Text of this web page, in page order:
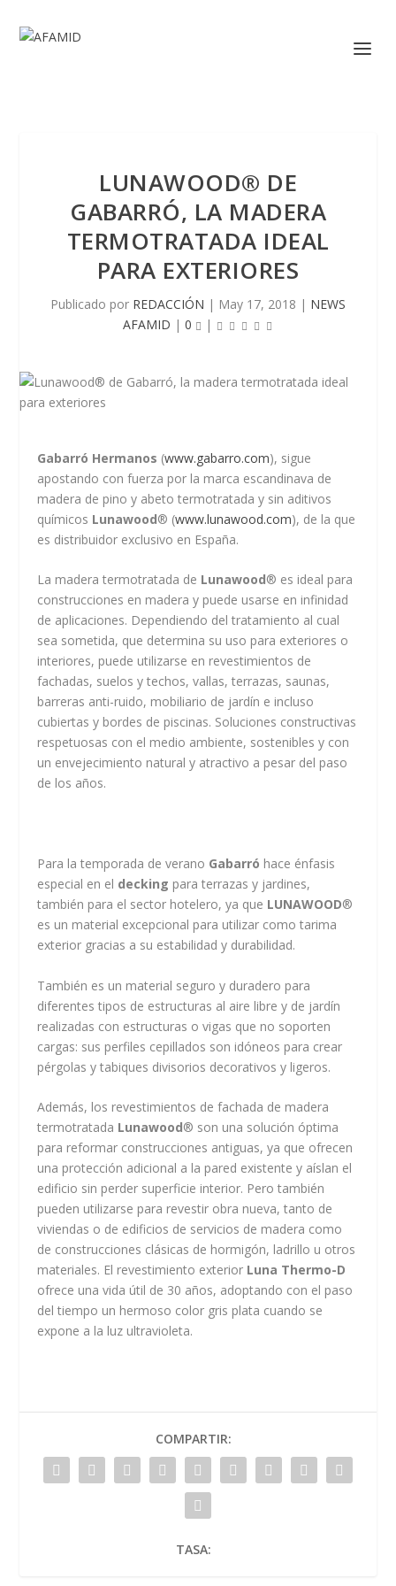
LUNAWOOD® DE
GABARRÓ, LA MADERA
TERMOTRATADA IDEAL
PARA EXTERIORES
Publicado por REDACCIÓN | May 17, 2018 | NEWS
AFAMID | 0 |
Gabarró Hermanos (www.gabarro.com), sigue
apostando con fuerza por la marca escandinava de
madera de pino y abeto termotratada y sin aditivos
químicos Lunawood® (www.lunawood.com), de la que
es distribuidor exclusivo en España.
La madera termotratada de Lunawood® es ideal para
construcciones en madera y puede usarse en infinidad
de aplicaciones. Dependiendo del tratamiento al cual
sea sometida, que determina su uso para exteriores o
interiores, puede utilizarse en revestimientos de
fachadas, suelos y techos, vallas, terrazas, saunas,
barreras anti-ruido, mobiliario de jardín e incluso
cubiertas y bordes de piscinas. Soluciones constructivas
respetuosas con el medio ambiente, sostenibles y con
un envejecimiento natural y atractivo a pesar del paso
de los años.
Para la temporada de verano Gabarró hace énfasis
especial en el decking para terrazas y jardines,
también para el sector hotelero, ya que LUNAWOOD®
es un material excepcional para utilizar como tarima
exterior gracias a su estabilidad y durabilidad.
También es un material seguro y duradero para
diferentes tipos de estructuras al aire libre y de jardín
realizadas con estructuras o vigas que no soporten
cargas: sus perfiles cepillados son idóneos para crear
pérgolas y tabiques divisorios decorativos y ligeros.
Además, los revestimientos de fachada de madera
termotratada Lunawood® son una solución óptima
para reformar construcciones antiguas, ya que ofrecen
una protección adicional a la pared existente y aíslan el
edificio sin perder superficie interior. Pero también
pueden utilizarse para revestir obra nueva, tanto de
viviendas o de edificios de servicios de madera como
de construcciones clásicas de hormigón, ladrillo u otros
materiales. El revestimiento exterior Luna Thermo-D
ofrece una vida útil de 30 años, adoptando con el paso
del tiempo un hermoso color gris plata cuando se
expone a la luz ultravioleta.
COMPARTIR:
TASA: